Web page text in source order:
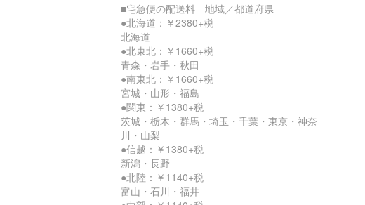
■宅急便の配送料 地域／都道府県
●北海道：￥2380+税
北海道
●北東北：￥1660+税
青森・岩手・秋田
●南東北：￥1660+税
宮城・山形・福島
●関東：￥1380+税
茨城・栃木・群馬・埼玉・千葉・東京・神奈
川・山梨
●信越：￥1380+税
新潟・長野
●北陸：￥1140+税
富山・石川・福井